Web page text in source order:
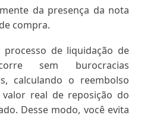
da presença da nota
compra.
processo de liquidação de
sem burocracias
calculando o reembolso
real de reposição do
Desse modo, você evita